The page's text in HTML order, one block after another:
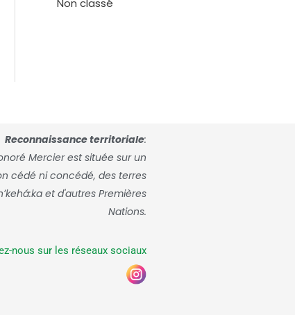
Non classé
Reconnaissance territoriale:
Mercier est située sur un
cédé ni concédé, des terres
et d'autres Premières
Nations.
nous sur les réseaux sociaux